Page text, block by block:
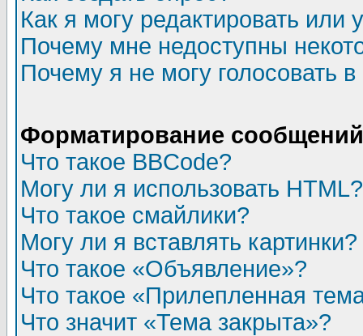
Как я могу редактировать или
Почему мне недоступны
Почему я не могу голосовать
Форматирование
Что такое BBCode?
Могу ли я использовать HTML?
Что такое смайлики?
Могу ли я вставлять картинки?
Что такое «Объявление»?
Что такое «Прилепленная
Что значит «Тема закрыта»?